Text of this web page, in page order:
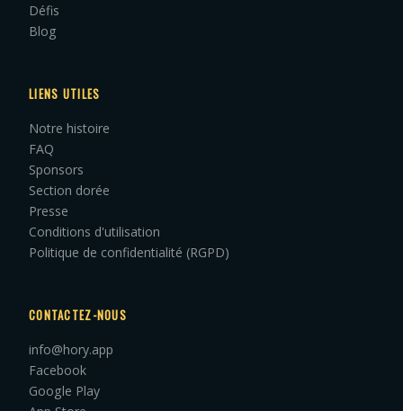
Défis
Blog
LIENS UTILES
Notre histoire
FAQ
Sponsors
Section dorée
Presse
Conditions d'utilisation
Politique de confidentialité (RGPD)
CONTACTEZ-NOUS
info@hory.app
Facebook
Google Play